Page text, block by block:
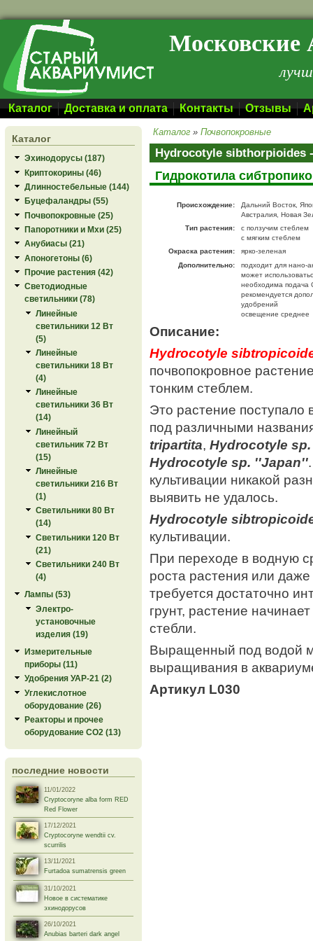
Перейти к основному содержанию Московские
Каталог Доставка и оплата Контакты Отзывы
Каталог
Эхинодорусы (187)
Криптокорины (46)
Длинностебельные (144)
Буцефаландры (55)
Почвопокровные (25)
Папоротники и Мхи (25)
Анубиасы (21)
Апоногетоны (6)
Прочие растения (42)
Светодиодные
светильники (78)
Линейные
светильники 12 Вт
(5)
Линейные
светильники 18 Вт
(4)
Линейные
светильники 36 Вт
(14)
Линейный
светильник 72 Вт
(15)
Линейные
светильники 216 Вт
(1)
Светильники 80 Вт
(14)
Светильники 120 Вт
(21)
Светильники 240 Вт
(4)
Лампы (53)
Электро-
установочные
изделия (19)
Измерительные
приборы (11)
Удобрения УАР-21 (2)
Углекислотное
оборудование (26)
Реакторы и прочее
оборудование СО2 (13)
последние новости
11/01/2022
Cryptocoryne alba form RED
Red Flower
17/12/2021
Cryptocoryne wendtii cv.
scurrilis
13/11/2021
Furtadoa sumatrensis green
31/10/2021
Новое в систематике
эхинодорусов
26/10/2021
Anubias barteri dark angel
Каталог »Почвопокровные
Hydrocotyle sibthorpioides
Гидрокотила
Происхождение:
Дальний Восток,
Австралия, Новая
Тип растения:
с ползучим стеблем
с мягким стеблем
Окраска растения:
ярко-зеленая
Дополнительно:
подходит для нано-
может
необходима подача
рекомендуется
удобрений
освещение среднее
Описание:
Hydrocotyle
почвопокровное
тонким стеблем.
Это растение поступало
под различными
tripartita,Hydrocotyle
Hydrocotyle sp. ''Japan''
культивации никакой
выявить не удалось.
Hydrocotyle
культивации.
При переходе в водную
роста растения или
требуется достаточно
грунт, растение
стебли.
Выращенный под водой
выращивания в
Артикул L030